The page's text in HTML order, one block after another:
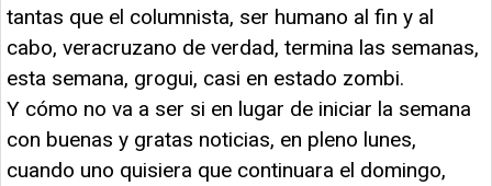
tantas que el columnista, ser humano al fin y al
cabo, veracruzano de verdad, termina las semanas,
esta semana, grogui, casi en estado zombi.
Y cómo no va a ser si en lugar de iniciar la semana
con buenas y gratas noticias, en pleno lunes,
cuando uno quisiera que continuara el domingo,